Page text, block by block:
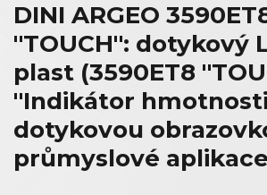
DINI ARGEO
"TOUCH": dotykový
plast (3590ET8
"Indikátor
dotykovou
průmyslové